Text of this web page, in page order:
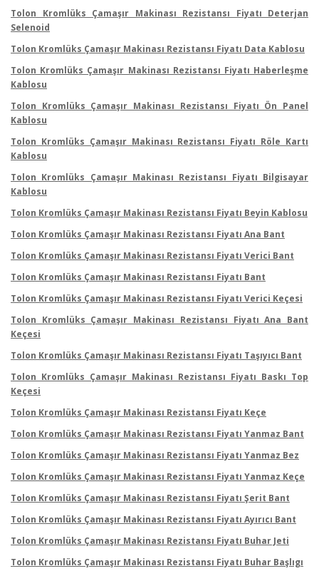
Tolon Kromlüks Çamaşır Makinası Rezistansı Fiyatı Deterjan
Selenoid
Tolon Kromlüks Çamaşır Makinası Rezistansı Fiyatı Data Kablosu
Tolon Kromlüks Çamaşır Makinası Rezistansı Fiyatı Haberleşme
Kablosu
Tolon Kromlüks Çamaşır Makinası Rezistansı Fiyatı Ön Panel
Kablosu
Tolon Kromlüks Çamaşır Makinası Rezistansı Fiyatı Röle Kartı
Kablosu
Tolon Kromlüks Çamaşır Makinası Rezistansı Fiyatı Bilgisayar
Kablosu
Tolon Kromlüks Çamaşır Makinası Rezistansı Fiyatı Beyin Kablosu
Tolon Kromlüks Çamaşır Makinası Rezistansı Fiyatı Ana Bant
Tolon Kromlüks Çamaşır Makinası Rezistansı Fiyatı Verici Bant
Tolon Kromlüks Çamaşır Makinası Rezistansı Fiyatı Bant
Tolon Kromlüks Çamaşır Makinası Rezistansı Fiyatı Verici Keçesi
Tolon Kromlüks Çamaşır Makinası Rezistansı Fiyatı Ana Bant
Keçesi
Tolon Kromlüks Çamaşır Makinası Rezistansı Fiyatı Taşıyıcı Bant
Tolon Kromlüks Çamaşır Makinası Rezistansı Fiyatı Baskı Top
Keçesi
Tolon Kromlüks Çamaşır Makinası Rezistansı Fiyatı Keçe
Tolon Kromlüks Çamaşır Makinası Rezistansı Fiyatı Yanmaz Bant
Tolon Kromlüks Çamaşır Makinası Rezistansı Fiyatı Yanmaz Bez
Tolon Kromlüks Çamaşır Makinası Rezistansı Fiyatı Yanmaz Keçe
Tolon Kromlüks Çamaşır Makinası Rezistansı Fiyatı Şerit Bant
Tolon Kromlüks Çamaşır Makinası Rezistansı Fiyatı Ayırıcı Bant
Tolon Kromlüks Çamaşır Makinası Rezistansı Fiyatı Buhar Jeti
Tolon Kromlüks Çamaşır Makinası Rezistansı Fiyatı Buhar Başlıgı